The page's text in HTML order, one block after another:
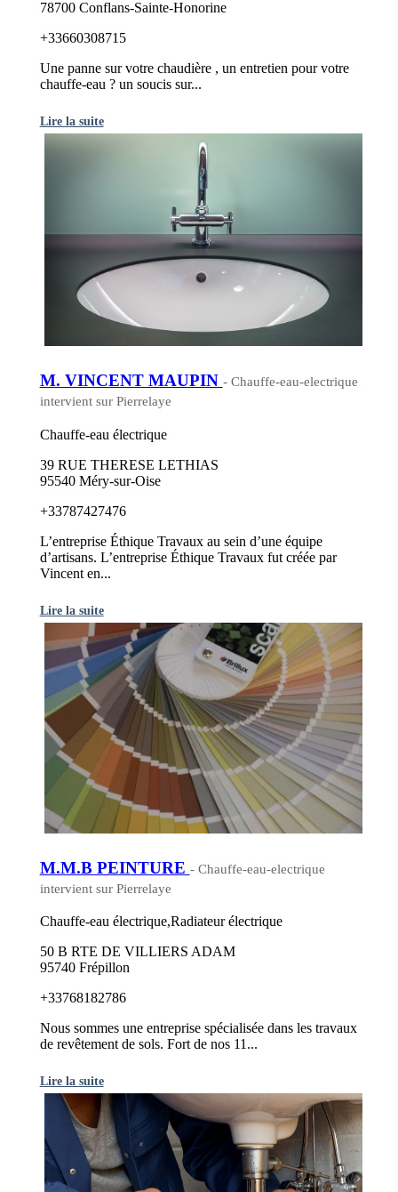
78700 Conflans-Sainte-Honorine
+33660308715
Une panne sur votre chaudière , un entretien pour votre
chauffe-eau ? un soucis sur...
Lire la suite
M. VINCENT MAUPIN - Chauffe-eau-electrique
intervient sur Pierrelaye
Chauffe-eau électrique
39 RUE THERESE LETHIAS
95540 Méry-sur-Oise
+33787427476
L’entreprise Éthique Travaux au sein d’une équipe
d’artisans. L’entreprise Éthique Travaux fut créée par
Vincent en...
Lire la suite
M.M.B PEINTURE - Chauffe-eau-electrique
intervient sur Pierrelaye
Chauffe-eau électrique,Radiateur électrique
50 B RTE DE VILLIERS ADAM
95740 Frépillon
+33768182786
Nous sommes une entreprise spécialisée dans les travaux
de revêtement de sols. Fort de nos 11...
Lire la suite